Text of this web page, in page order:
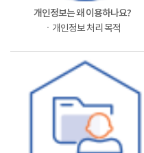
개인정보는 왜 이용하나요?
ㆍ개인정보 처리 목적